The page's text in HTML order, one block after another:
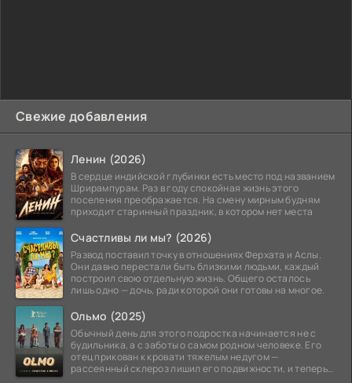
Свежие добавления
Ленин (2026)
В сердце индийской глубинки есть место под названием
Шрирампурам. Раз в году спокойная жизнь этого
поселения преображается. На смену мирным будням
приходит старинный праздник, в котором нет места
Счастливы ли мы? (2026)
Развод поставил точку в отношениях Ферхата и Аслы.
Они давно перестали быть близкими людьми, каждый
построил свою отдельную жизнь. Общего осталось
лишь одно — дочь, ради которой они готовы на многое.
Ольмо (2025)
Обычный день для этого подростка начинается не с
будильника, а с заботы о самом родном человеке. Его
отец прикован к кровати тяжелым недугом —
рассеянный склероз лишил его подвижности, и теперь